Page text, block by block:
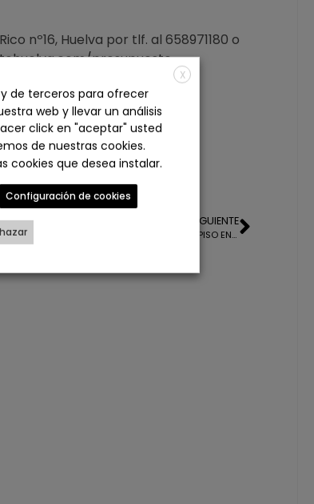
nº16, Huelva por tlf. al 658971180 o
presupuesto-
WhatsApp
SIGUIENTE
TASACION OFICIAL PARA LA HIPOTECA DE UN PISO EN LA AV. DE SAN ANTONIO, HUELVA
X
de terceros para ofrecer
web y llevar un análisis
click en "aceptar" usted
de nuestras cookies.
cookies que desea instalar.
Configuración de cookies